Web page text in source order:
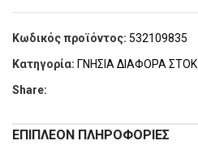
Κωδικός προϊόντος: 532109835
Κατηγορία: ΓΝΗΣΙΑ ΔΙΑΦΟΡΑ ΣΤΟΚ
Share:
ΕΠΙΠΛΈΟΝ ΠΛΗΡΟΦΟΡΊΕΣ